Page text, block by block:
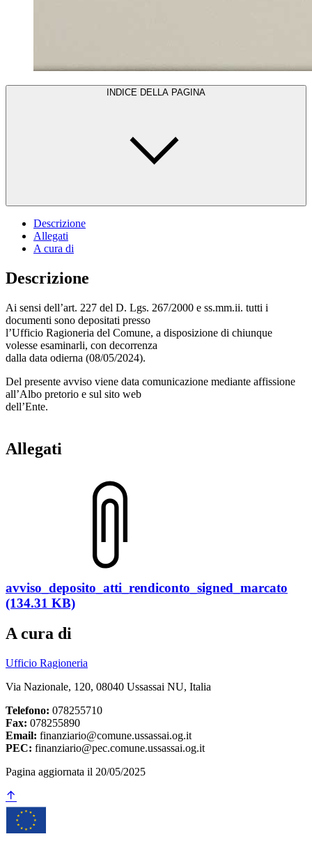
INDICE DELLA PAGINA
Descrizione
Allegati
A cura di
Descrizione
Ai sensi dell’art. 227 del D. Lgs. 267/2000 e ss.mm.ii. tutti i
documenti sono depositati presso
l’Ufficio Ragioneria del Comune, a disposizione di chiunque
volesse esaminarli, con decorrenza
dalla data odierna (08/05/2024).
Del presente avviso viene data comunicazione mediante affissione
all’Albo pretorio e sul sito web
dell’Ente.
Allegati
avviso_deposito_atti_rendiconto_signed_marcato
(134.31 KB)
A cura di
Ufficio Ragioneria
Via Nazionale, 120, 08040 Ussassai NU, Italia
Telefono: 078255710
Fax: 078255890
Email: finanziario@comune.ussassai.og.it
PEC: finanziario@pec.comune.ussassai.og.it
Pagina aggiornata il 20/05/2025